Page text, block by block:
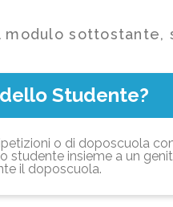
Studente?
o di doposcuola
studente insieme a un
il doposcuola.